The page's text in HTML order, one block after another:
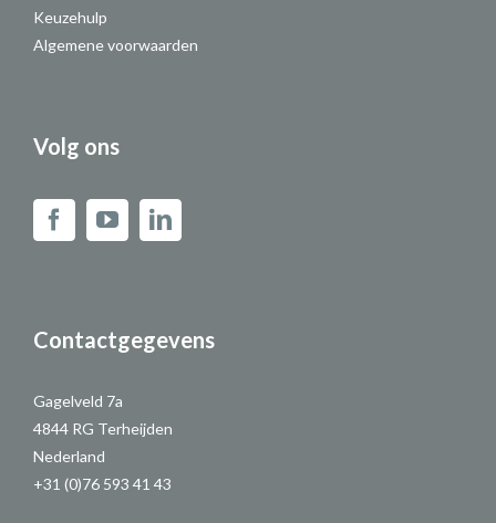
Keuzehulp
Algemene voorwaarden
Volg ons
Contactgegevens
Gagelveld 7a
4844 RG Terheijden
Nederland
+31 (0)76 593 41 43